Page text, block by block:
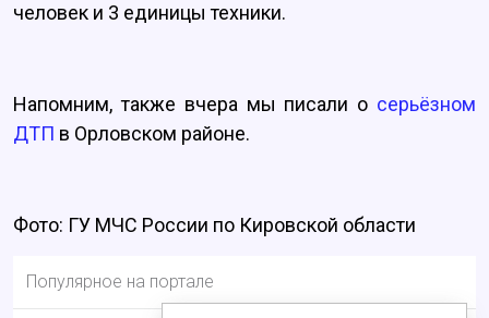
человек и 3 единицы техники.
Напомним, также вчера мы писали о серьёзном
ДТП в Орловском районе.
Фото: ГУ МЧС России по Кировской области
Популярное на портале